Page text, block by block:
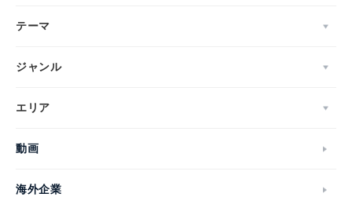
テーマ
ジャンル
エリア
動画
海外企業